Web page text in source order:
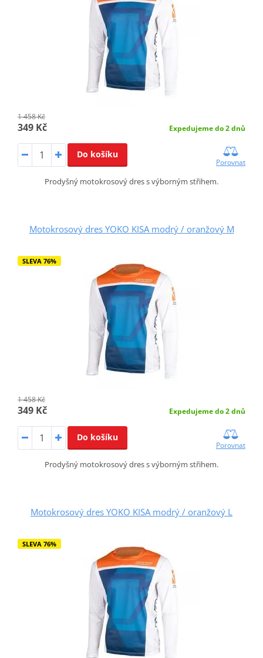
1 458 Kč
349 Kč Expedujeme do 2 dnů
Do košíku
Porovnat
Prodyšný motokrosový dres s výborným střihem.
Motokrosový dres YOKO KISA modrý / oranžový M
SLEVA 76%
1 458 Kč
349 Kč Expedujeme do 2 dnů
Do košíku
Porovnat
Prodyšný motokrosový dres s výborným střihem.
Motokrosový dres YOKO KISA modrý / oranžový L
SLEVA 76%